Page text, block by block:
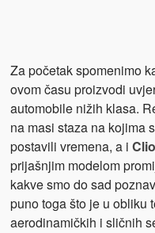
Za početak spomenimo
ovom času proizvodi
automobile nižih klasa.
na masi staza na kojima
postavili vremena, a i Clio
prijašnjim modelom
kakve smo do sad
puno toga što je u obliku
aerodinamičkih i sličnih